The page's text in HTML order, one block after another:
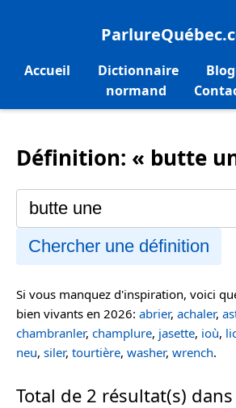
Accueil Dictionnaire
normand
Définition: « butte
Chercher une définition
Si vous manquez d'inspiration, voici
bien vivants en 2026: abrier, achaler,
chambranler, champlure, jasette, ioù,
neu, siler, tourtière, washer, wrench.
Total de 2 résultat(s)